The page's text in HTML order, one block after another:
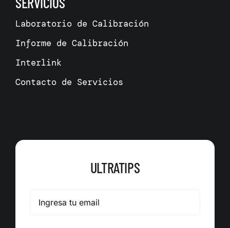
Laboratorio de Calibración
Informe de Calibración
Interlink
Contacto de Servicios
ULTRATIPS